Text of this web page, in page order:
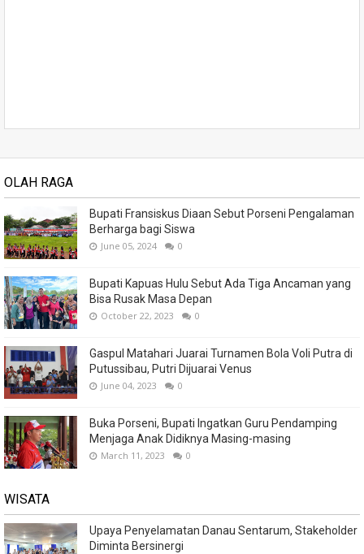
OLAH RAGA
Bupati Fransiskus Diaan Sebut Porseni Pengalaman
Berharga bagi Siswa
June 05, 2024 0
Bupati Kapuas Hulu Sebut Ada Tiga Ancaman yang
Bisa Rusak Masa Depan
October 22, 2023 0
Gaspul Matahari Juarai Turnamen Bola Voli Putra di
Putussibau, Putri Dijuarai Venus
June 04, 2023 0
Buka Porseni, Bupati Ingatkan Guru Pendamping
Menjaga Anak Didiknya Masing-masing
March 11, 2023 0
WISATA
Upaya Penyelamatan Danau Sentarum, Stakeholder
Diminta Bersinergi